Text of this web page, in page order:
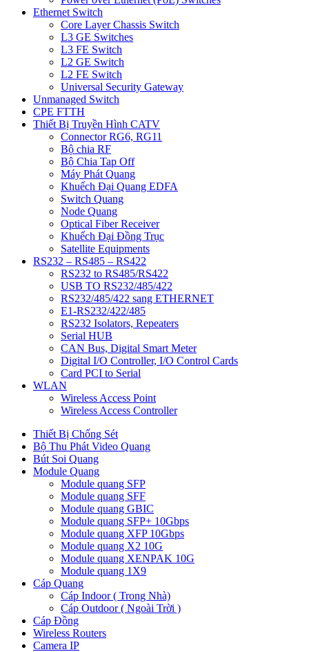
Ethernet Switch
Core Layer Chassis Switch
L3 GE Switches
L3 FE Switch
L2 GE Switch
L2 FE Switch
Universal Security Gateway
Unmanaged Switch
CPE FTTH
Thiết Bị Truyền Hình CATV
Connector RG6, RG11
Bộ chia RF
Bộ Chia Tap Off
Máy Phát Quang
Khuếch Đại Quang EDFA
Switch Quang
Node Quang
Optical Fiber Receiver
Khuếch Đại Đồng Trục
Satellite Equipments
RS232 – RS485 – RS422
RS232 to RS485/RS422
USB TO RS232/485/422
RS232/485/422 sang ETHERNET
E1-RS232/422/485
RS232 Isolators, Repeaters
Serial HUB
CAN Bus, Digital Smart Meter
Digital I/O Controller, I/O Control Cards
Card PCI to Serial
WLAN
Wireless Access Point
Wireless Access Controller
Thiết Bị Chống Sét
Bộ Thu Phát Video Quang
Bút Soi Quang
Module Quang
Module quang SFP
Module quang SFF
Module quang GBIC
Module quang SFP+ 10Gbps
Module quang XFP 10Gbps
Module quang X2 10G
Module quang XENPAK 10G
Module quang 1X9
Cáp Quang
Cáp Indoor ( Trong Nhà)
Cáp Outdoor ( Ngoài Trời )
Cáp Đồng
Wireless Routers
Camera IP